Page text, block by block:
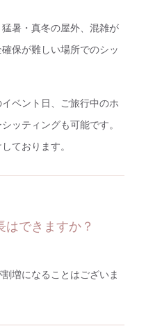
暑・真冬の屋外、混雑が
保が難しい場所でのシッ
ベント日、ご旅行中のホ
ッティングも可能です。
ております。
はできますか？
増になることはございま